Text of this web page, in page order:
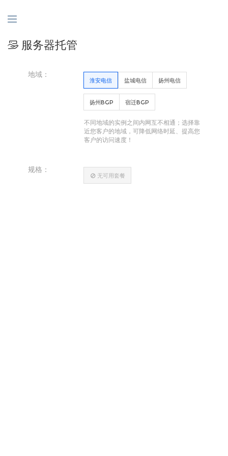
服务器托管
地域：
淮安电信 盐城电信 扬州电信
扬州BGP 宿迁BGP
不同地域的实例之间内网互不相通；选择靠
近您客户的地域，可降低网络时延、提高您
客户的访问速度！
规格 ：
无可用套餐